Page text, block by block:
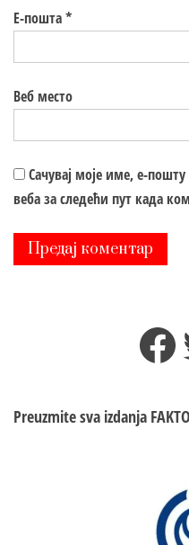
Е-пошта*
Веб место
Сачувај моје име, е-
веба за следећи пут када
Preuzmite sva izdanja